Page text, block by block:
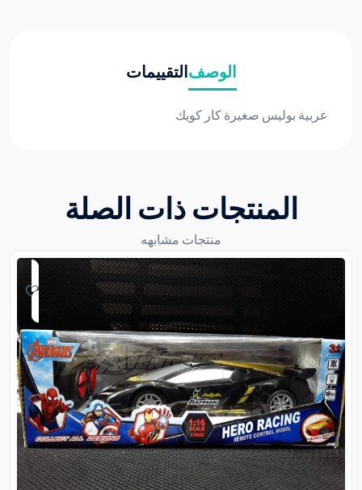
الوصفالتقييمات
عربية بوليس صغيرة كار كويك
المنتجات ذات الصلة
منتجات مشابهه